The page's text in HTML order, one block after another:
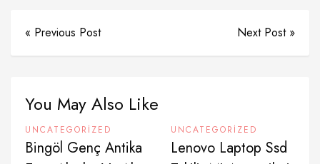
« Previous Post Next Post »
You May Also Like
UNCATEGORIZED
Bingöl Genç Antika
UNCATEGORIZED
Lenovo Laptop Ssd